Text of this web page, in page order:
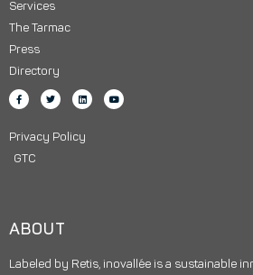
Services
The Tarmac
Press
Directory
Privacy Policy
GTC
ABOUT
Labeled by Retis, inovallée is a sustainable